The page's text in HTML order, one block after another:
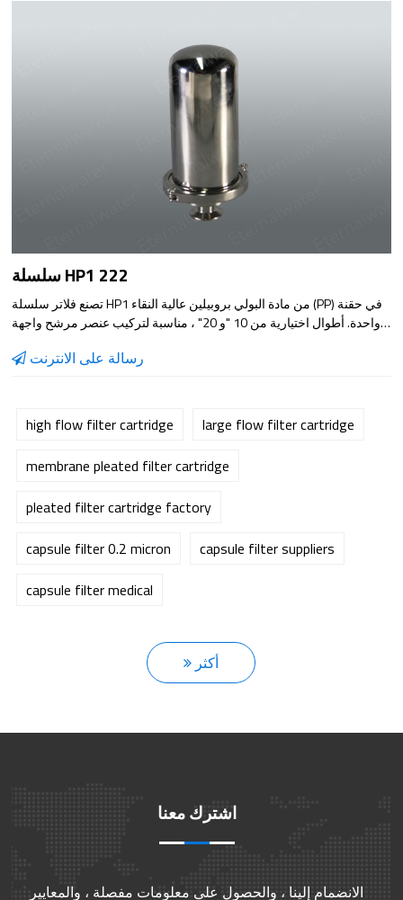
سلسلة HP1 222
تصنع فلاتر سلسلة HP1 من مادة البولي بروبيلين عالية النقاء (PP) في حقنة
واحدة. أطوال اختيارية من 10 "و 20" ، مناسبة لتركيب عنصر مرشح واجهة
رسالة على الانترنت
high flow filter cartridge
large flow filter cartridge
membrane pleated filter cartridge
pleated filter cartridge factory
capsule filter 0.2 micron
capsule filter suppliers
capsule filter medical
أكثر
اشترك معنا
الانضمام إلينا ، والحصول على معلومات مفصلة ، والمعايير